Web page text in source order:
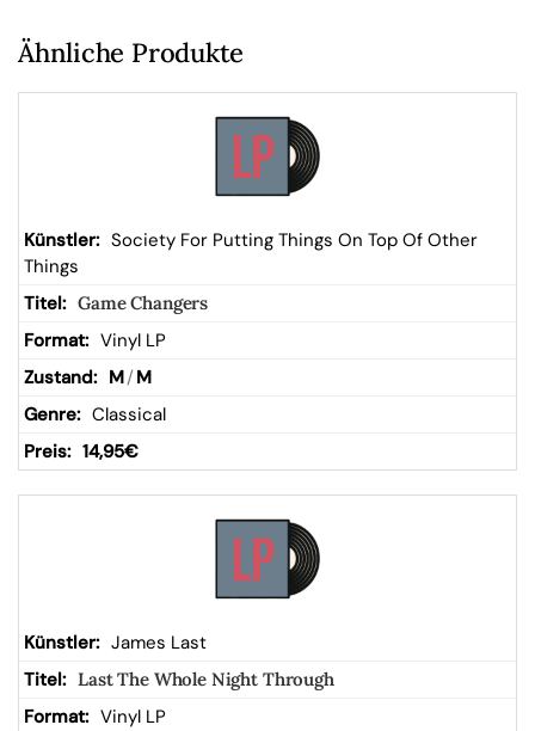
Ähnliche Produkte
Society For Putting Things On Top Of Other
Things
Game Changers
Vinyl LP
M/ M
Classical
14,95€
James Last
Last The Whole Night Through
Vinyl LP